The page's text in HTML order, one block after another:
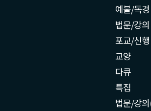
예불/독경
법문/강의
포교/신행
교양
다큐
특집
법문/강